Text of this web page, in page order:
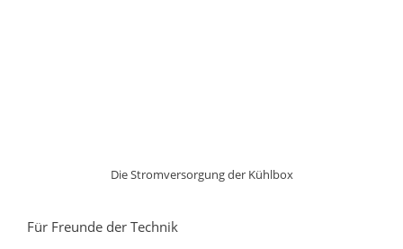
Die Stromversorgung der Kühlbox
Für Freunde der Technik